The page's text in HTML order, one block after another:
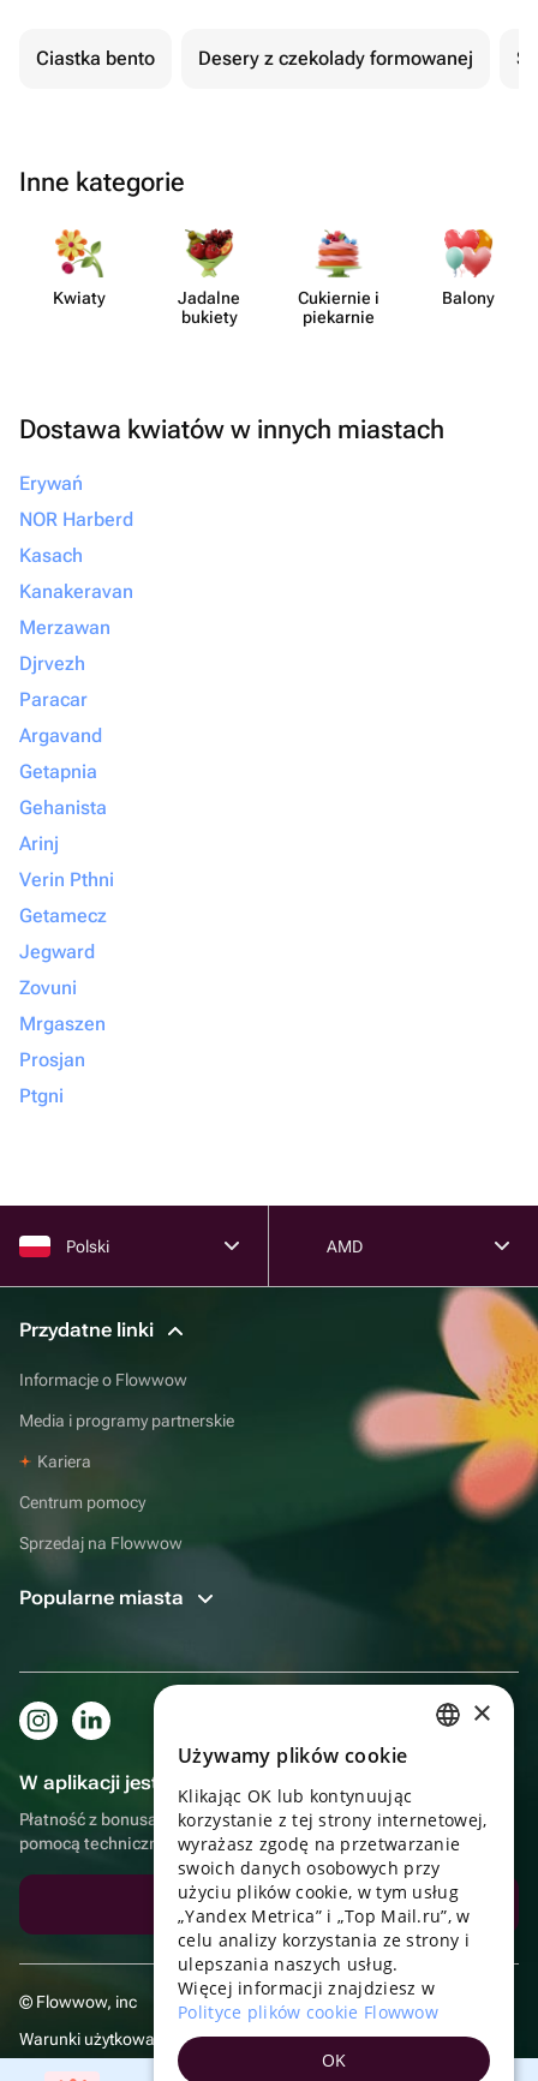
Ciastka bento Desery z czekolady formowanej
Inne kategorie
Kwiaty
Jadalne
bukiety
Cukiernie i
piekarnie
Balony
Dostawa kwiatów w innych miastach
Erywań
NOR Harberd
Kasach
Kanakeravan
Merzawan
Djrvezh
Paracar
Argavand
Getapnia
Gehanista
Arinj
Verin Pthni
Getamecz
Jegward
Zovuni
Mrgaszen
Prosjan
Ptgni
Polski AMD
Przydatne linki
Informacje o Flowwow
Media i programy partnerskie
Kariera
Centrum pomocy
Sprzedaj na Flowwow
Popularne miasta
W aplikacji jest to jeszcze wygodniejsze!
Płatność z bonusami, samodzielna dostawa, wygodny czat z
pomocą techniczną
Pobierz aplikację
© Flowwow, inc
Warunki użytkowania
UKRAINIAN
PORTUGUESE
SPANISH
×
Używamy plików cookie
Klikając OK lub kontynuując
korzystanie z tej strony internetowej,
wyrażasz zgodę na przetwarzanie
swoich danych osobowych przy
użyciu plików cookie, w tym usług
„Yandex Metrica” i „Top Mail.ru”, w
celu analizy korzystania ze strony i
ulepszania naszych usług.
Więcej informacji znajdziesz w
Polityce plików cookie Flowwow
OK